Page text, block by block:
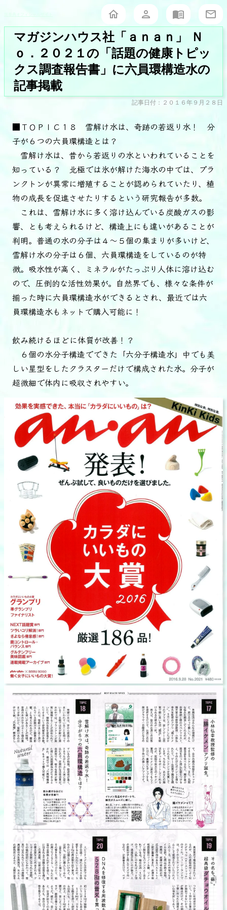
マガジンハウス社「ａｎａｎ」 Ｎ
ｏ．２０２１の「話題の健康トピッ
クス調査報告書」に六員環構造水の
記事掲載
記事日付：２０１６年９月２８日
■ＴＯＰＩＣ１８ 雪解け水は、奇跡の若返り水！ 分
子が６つの六員環構造とは？
雪解け水は、昔から若返りの水といわれていることを
知っている？ 北極では氷が解けた海水の中では、プラ
ンクトンが異常に増殖することが認められていたり、植
物の成長を促進させたりするという研究報告が多数。
これは、雪解け水に多く溶け込んでいる炭酸ガスの影
響、とも考えられるけど、構造上にも違いがあることが
判明。普通の水の分子は４～５個の集まりが多いけど、
雪解け水の分子は６個、六員環構造をしているのが特
徴。吸水性が高く、ミネラルがたっぷり人体に溶け込む
ので、圧倒的な活性効果が。自然界でも、様々な条件が
揃った時に六員環構造水ができるとされ、最近では六
員環構造水もネットで購入可能に！
飲み続けるほどに体質が改善！？
６個の水分子構造でできた「六分子構造水」中でも美
しい星型をしたクラスターだけで構成された水。分子が
超微細で体内に吸収されやすい。